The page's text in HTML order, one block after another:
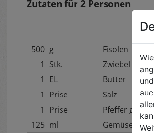
Zutaten für 2 Personen
500 g
Fisolen
1
Stk.
Zwiebel
1
EL
Butter
1
Prise
Salz
1
Prise
Pfeffer
125 ml